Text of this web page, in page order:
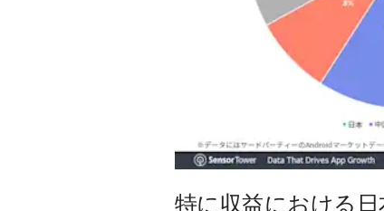
特に収益における日